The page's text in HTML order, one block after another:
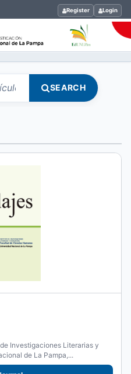
Register Login
de revistas
SEARCH
Investigaciones Literarias y
de La Pampa,...